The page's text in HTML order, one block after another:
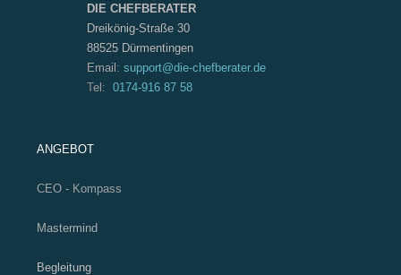
DIE CHEFBERATER
Dreikönig-Straße 30
88525 Dürmentingen
Email: support@die-chefberater.de
Tel: 0174-916 87 58
ANGEBOT
CEO - Kompass
Mastermind
Begleitung